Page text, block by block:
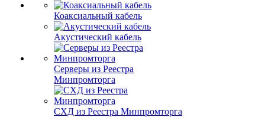
Коаксиальный кабель
Акустический кабель
Серверы из Реестра
Минпромторга
СХД из Реестра Минпромторга